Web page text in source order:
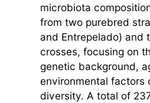
microbiota
from two purebred
and Entrepelado) and
crosses, focusing on
genetic background,
environmental factors
diversity. A total of